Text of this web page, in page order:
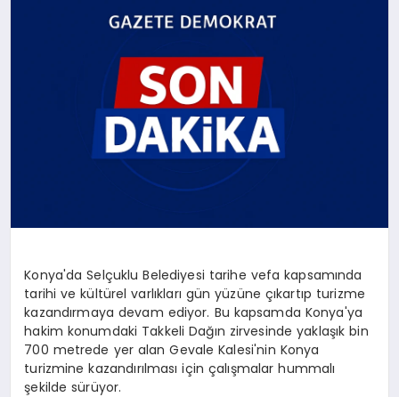
Konya'da Selçuklu Belediyesi tarihe vefa kapsamında
tarihi ve kültürel varlıkları gün yüzüne çıkartıp turizme
kazandırmaya devam ediyor. Bu kapsamda Konya'ya
hakim konumdaki Takkeli Dağın zirvesinde yaklaşık bin
700 metrede yer alan Gevale Kalesi'nin Konya
turizmine kazandırılması için çalışmalar hummalı
şekilde sürüyor.